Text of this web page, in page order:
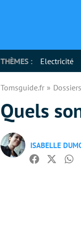
THÈMES : Electricité
Tomsguide.fr Dossiers
Quels
ISABELLE
Facebook
Twitter